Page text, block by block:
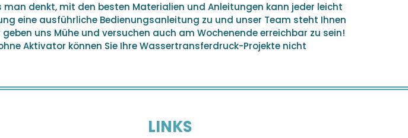
denkt, mit den besten Materialien und Anleitungen kann jeder leicht
eine ausführliche Bedienungsanleitung zu und unser Team steht Ihnen
uns Mühe und versuchen auch am Wochenende erreichbar zu sein!
Aktivator können Sie Ihre Wassertransferdruck-Projekte nicht
LINKS